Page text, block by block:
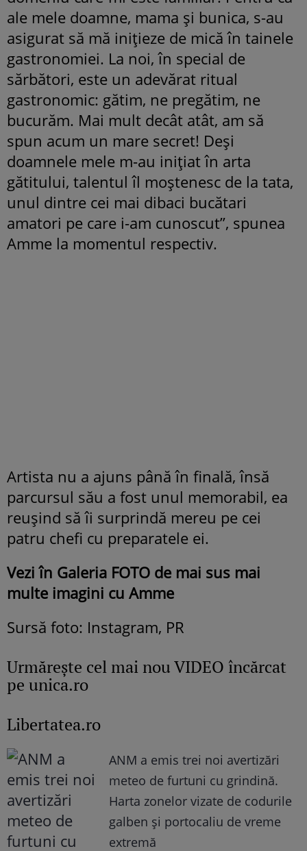
ale mele doamne, mama și bunica, s-au
asigurat să mă inițieze de mică în tainele
gastronomiei. La noi, în special de
sărbători, este un adevărat ritual
gastronomic: gătim, ne pregătim, ne
bucurăm. Mai mult decât atât, am să
spun acum un mare secret! Deși
doamnele mele m-au inițiat în arta
gătitului, talentul îl moștenesc de la tata,
unul dintre cei mai dibaci bucătari
amatori pe care i-am cunoscut”, spunea
Amme la momentul respectiv.
Artista nu a ajuns până în finală, însă
parcursul său a fost unul memorabil, ea
reușind să îi surprindă mereu pe cei
patru chefi cu preparatele ei.
Vezi în Galeria FOTO de mai sus mai
multe imagini cu Amme
Sursă foto: Instagram, PR
Urmăreşte cel mai nou VIDEO încărcat
pe unica.ro
Libertatea.ro
ANM a emis trei noi avertizări
meteo de furtuni cu grindină.
Harta zonelor vizate de codurile
galben și portocaliu de vreme
extremă